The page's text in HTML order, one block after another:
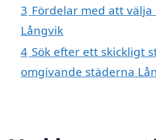
3 Fördelar med att
Långvik
4 Sök efter ett skickligt
omgivande städerna